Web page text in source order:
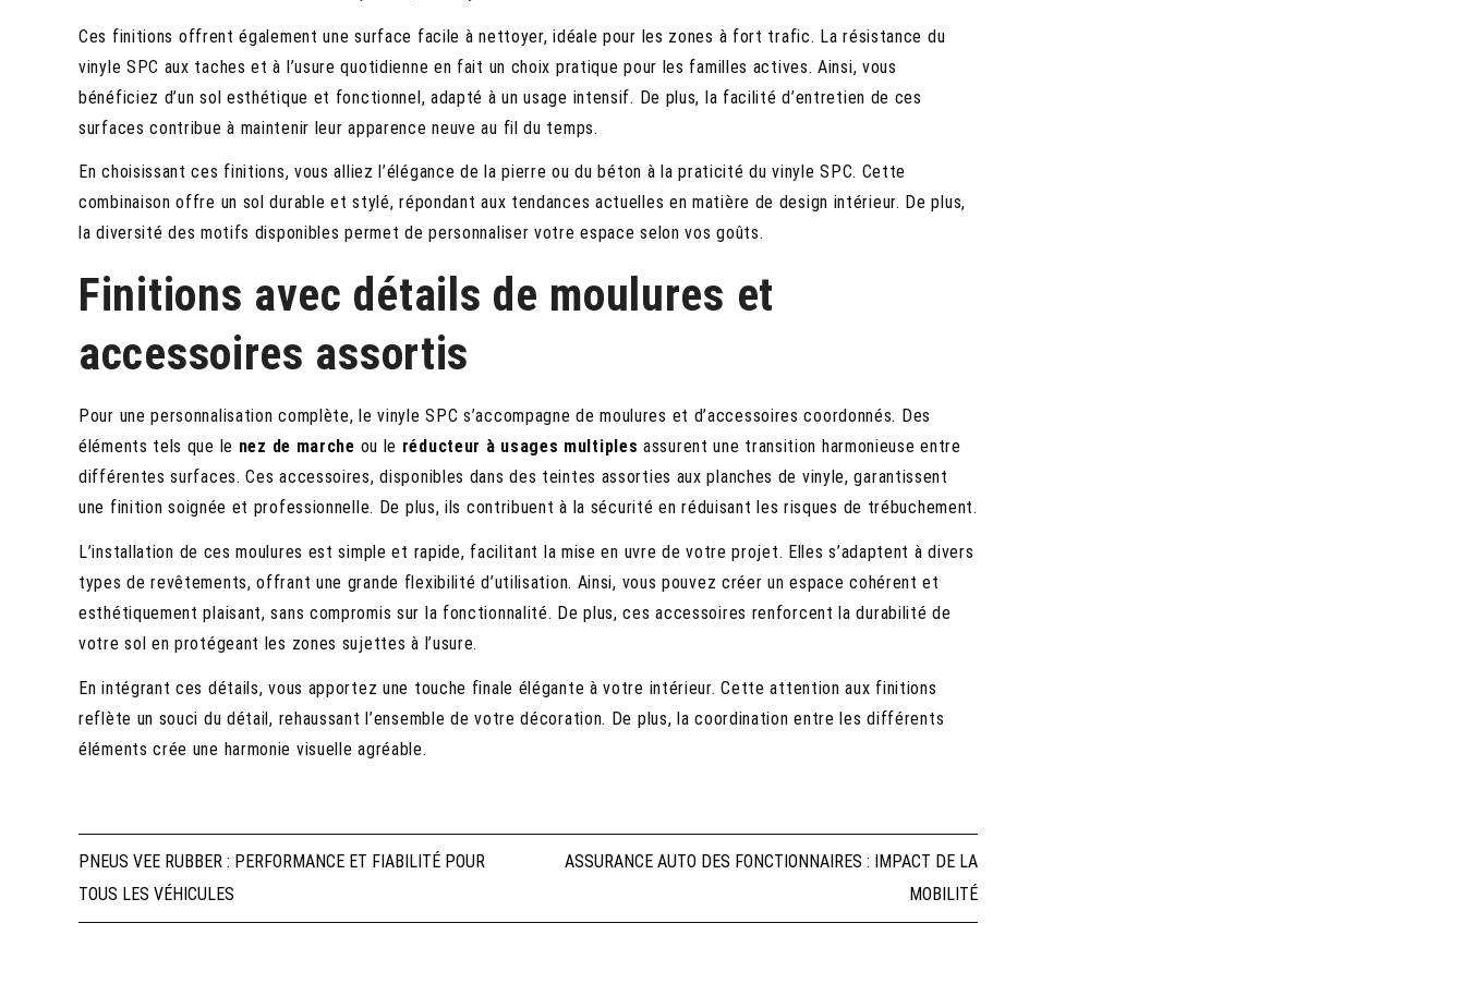
Ces finitions offrent également une surface facile à nettoyer, idéale pour les zones à fort trafic. La résistance du
vinyle SPC aux taches et à l’usure quotidienne en fait un choix pratique pour les familles actives. Ainsi, vous
bénéficiez d’un sol esthétique et fonctionnel, adapté à un usage intensif. De plus, la facilité d’entretien de ces
surfaces contribue à maintenir leur apparence neuve au fil du temps.
En choisissant ces finitions, vous alliez l’élégance de la pierre ou du béton à la praticité du vinyle SPC. Cette
combinaison offre un sol durable et stylé, répondant aux tendances actuelles en matière de design intérieur. De plus,
la diversité des motifs disponibles permet de personnaliser votre espace selon vos goûts.
Finitions avec détails de moulures et
accessoires assortis
Pour une personnalisation complète, le vinyle SPC s’accompagne de moulures et d’accessoires coordonnés. Des
éléments tels que le nez de marche ou le réducteur à usages multiples assurent une transition harmonieuse entre
différentes surfaces. Ces accessoires, disponibles dans des teintes assorties aux planches de vinyle, garantissent
une finition soignée et professionnelle. De plus, ils contribuent à la sécurité en réduisant les risques de trébuchement.
L’installation de ces moulures est simple et rapide, facilitant la mise en uvre de votre projet. Elles s’adaptent à divers
types de revêtements, offrant une grande flexibilité d’utilisation. Ainsi, vous pouvez créer un espace cohérent et
esthétiquement plaisant, sans compromis sur la fonctionnalité. De plus, ces accessoires renforcent la durabilité de
votre sol en protégeant les zones sujettes à l’usure.
En intégrant ces détails, vous apportez une touche finale élégante à votre intérieur. Cette attention aux finitions
reflète un souci du détail, rehaussant l’ensemble de votre décoration. De plus, la coordination entre les différents
éléments crée une harmonie visuelle agréable.
Navigation
de
PNEUS VEE RUBBER : PERFORMANCE ET FIABILITÉ POUR
TOUS LES VÉHICULES
ASSURANCE AUTO DES FONCTIONNAIRES : IMPACT DE LA
MOBILITÉ